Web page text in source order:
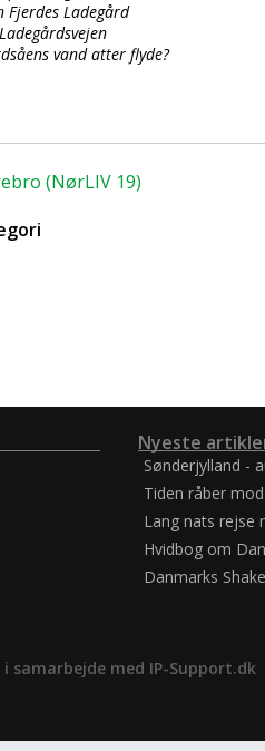
Fjerdes Ladegård
vand atter flyde?
(NørLIV 19)
Nyeste
Sønderjylland -
Tiden råber
Lang nats rejse
Hvidbog om
Danmarks
samarbejde med IP-Support.dk